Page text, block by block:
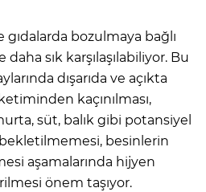
gıdalarda bozulmaya bağlı
sık karşılaşılabiliyor. Bu
dışarıda ve açıkta
kaçınılması,
süt, balık gibi potansiyel
besinlerin
aşamalarında hijyen
önem taşıyor.